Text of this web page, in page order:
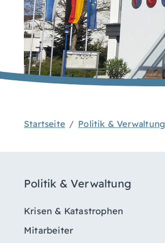
Startseite Politik & Verwaltung
Politik & Verwaltung
Krisen & Katastrophen
Mitarbeiter